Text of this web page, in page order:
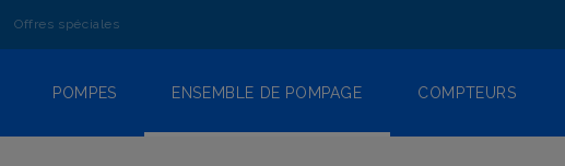
Offres spéciales
POMPES ENSEMBLE DE POMPAGE COMPTEURS